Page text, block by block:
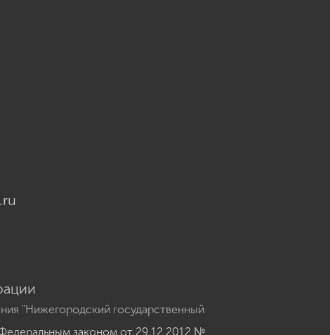
"Нижегородский государственный
законом от 29.12.2012 №